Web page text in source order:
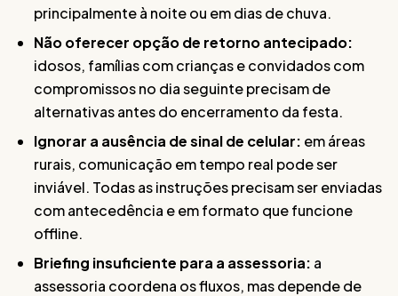
principalmente à noite ou em dias de chuva.
Não oferecer opção de retorno antecipado:
idosos, famílias com crianças e convidados com
compromissos no dia seguinte precisam de
alternativas antes do encerramento da festa.
Ignorar a ausência de sinal de celular: em áreas
rurais, comunicação em tempo real pode ser
inviável. Todas as instruções precisam ser enviadas
com antecedência e em formato que funcione
offline.
Briefing insuficiente para a assessoria: a
assessoria coordena os fluxos, mas depende de